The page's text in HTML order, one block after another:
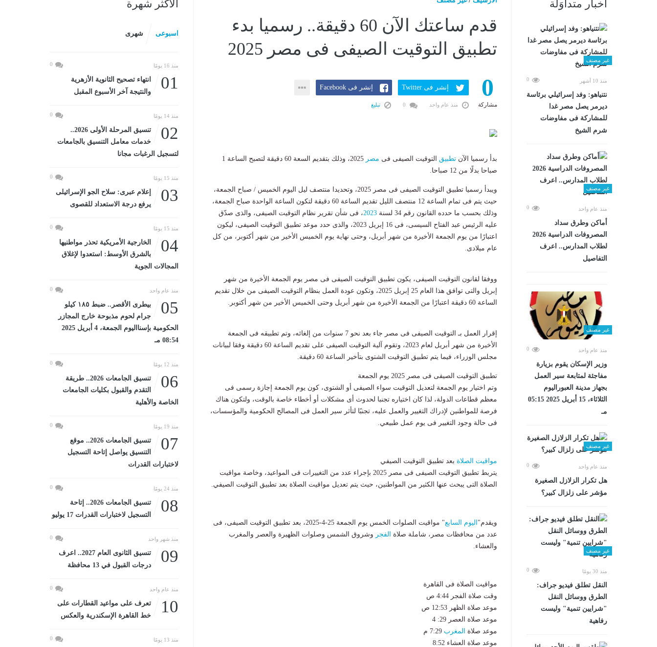
أخبار متداوَلة
غير مصنف
منذ 10 أشهر 0
نتنياهو: وفد إسرائيلي برئاسة
ديرمر يصل مصر غدا
للمشاركة فى مفاوضات
شرم الشيخ
غير مصنف
منذ عام واحد 0
أماكن وطرق سداد
المصروفات الدراسية 2026
لطلاب المدارس.. اعرف
التفاصيل
غير مصنف
منذ عام واحد 0
وزير الإسكان يقوم بزيارة
مفاجئة لمتابعة سير العمل
بجهاز مدينة العبوراليوم
الثلاثاء، 15 أبريل 2025 05:15
مـ
غير مصنف
منذ عام واحد 0
هل تكرار الزلازل الصغيرة
مؤشر على زلزال كبير؟
غير مصنف
منذ 30 يومًا 0
​النقل تطلق فيديو جراف:
الطرق ووسائل النقل
"شرايين تنمية" وليست
رفاهية
قدم ساعتك الآن 60 دقيقة.. رسميا بدء
تطبيق التوقيت الصيفى فى مصر 2025
0
مشاركة
إنشر فى Twitter إنشر فى Facebook
منذ عام واحد تبليغ
بدأ رسميا الآن تطبيق التوقيت الصيفى فى مصر
2025، وذلك بتقديم السعة 60 دقيقة لتصبح الساعة 1
صباحا بدلًا من 12 صباحا.
ويبدأ رسميا تطبيق التوقيت الصيفى فى مصر 2025، وتحديدا منتصف ليل اليوم الخميس / صباح الجمعة،
حيث يتم فى تمام الساعة 12 منتصف الليل تقديم الساعة 60 دقيقة لتكون الساعة الواحدة صباح الجمعة،
وذلك بحسب ما حدده القانون رقم 34 لسنة
2023، فى شأن تقرير نظام التوقيت الصيفى، والذى صدّق
عليه الرئيس عبد الفتاح السيسى، فى 16 إبريل 2023، والذى حدد موعد تطبيق التوقيت الصيفى، ليكون
اعتبارًا من يوم الجمعة الأخيرة من شهر أبريل، وحتى نهاية يوم الخميس الأخير من شهر أكتوبر، من كل
عام ميلادى.
ووفقا لقانون التوقيت الصيفى، يكون تطبيق التوقيت الصيفى فى مصر يوم الجمعة الأخيرة من شهر
إبريل والتى توافق هذا العام 25 إبريل 2025، وتكون عودة العمل بنظام التوقيت الصيفى من خلال تقديم
الساعة 60 دقيقة اعتبارًا من الجمعة الأخيرة من شهر أبريل وحتى الخميس الأخير من شهر أكتوبر.
إقرار العمل بـ التوقيت الصيفى فى مصر جاء بعد نحو 7 سنوات من إلغائه، وتم تطبيقه فى الجمعة
الأخيرة من شهر أبريل لعام 2023، وتقوم آلية التوقيت الصيفى على تقديم الساعة 60 دقيقة وفقا لبيانات
مجلس الوزراء، فيما يتم تطبيق التوقيت الشتوى بتأخير الساعة 60 دقيقة.
تطبيق التوقيت الصيفى فى مصر 2025 يوم الجمعة
وتم اختيار يوم الجمعة لتعديل التوقيت سواء الصيفى أو الشتوى، كون يوم الجمعة إجازة رسمى فى
معظم قطاعات الدولة، لذا كان اختياره تجنبا لحدوث أى مشكلات أو أخطاء خاصة بالوقت، ولتكون هناك
فرصة للمواطنين لإدراك التغيير والعمل عليه، تجنبًا لتأثر سير العمل فى المصالح الحكومية والمؤسسات،
فى حالة وجود التغيير فى يوم عمل طبيعي.
مواقيت الصلاة بعد تطبيق التوقيت الصيفي
يتربط تطبيق التوقيت الصيفى فى مصر 2025 بإجراء عدد من التغييرات فى المواعيد، وخاصة مواقيت
الصلاة التى يبحث عنها الكثير من المواطنين، حيث يتم تعديل مواقيت الصلاة بعد تطبيق التوقيت الصيفي.
ويقدم" اليوم السابع
" مواقيت الصلوات الخمس يوم الجمعة 25-4-2025، بعد تطبيق التوقيت الصيفى، فى
عدد من محافظات مصر، شاملة صلاة
الفجر وشروق الشمس وصلوات الظهيرة والعصر والمغرب
والعشاء.
مواقيت الصلاة فى القاهرة
وقت صلاة الفجر 4:44 ص
موعد صلاة الظهر 12:53 ص
موعد صلاة العصر 29: 4
موعد صلاة
المغرب
موعد صلاة العشاء 8:52
الأكثر شهرة
اسبوعى شهرى
منذ 16 يومًا 0
01
انتهاء تصحيح الثانوية الأزهرية
والنتيجة آخر الأسبوع المقبل
منذ 14 يومًا 0
02
تنسيق المرحلة الأولى 2026..
خدمات معامل التنسيق بالجامعات
لتسجيل الرغبات مجانا
منذ 15 يومًا 0
03
إعلام عبرى: سلاح الجو الإسرائيلى
يرفع درجة الاستعداد للقصوى
منذ 15 يومًا 0
04
الخارجية الأمريكية تحذر مواطنيها
بالشرق الأوسط: استعدوا لإغلاق
المجالات الجوية
منذ عام واحد 0
05
بيطرى الأقصر.. ضبط ١٨٥ كيلو
جرام لحوم مذبوحة خارج المجازر
الحكومية بإسنااليوم الجمعة، 4 أبريل 2025
08:54 مـ
منذ 12 يومًا 0
06
تنسيق الجامعات 2026.. طريقة
التقدم والقبول بكليات الجامعات
الخاصة والأهلية
منذ 19 يومًا 0
07
تنسيق الجامعات 2026.. موقع
التنسيق يواصل إتاحة التسجيل
لاختبارات القدرات
منذ 24 يومًا 0
08
تنسيق الجامعات 2026.. إتاحة
التسجيل لاختبارات القدرات 17 يوليو
منذ شهر واحد 0
09
تنسيق الثانوى العام 2027.. اعرف
درجات القبول في 13 محافظة
منذ عام واحد 0
10
تعرف على مواعيد القطارات على
خط القاهرة الإسكندرية والعكس
منذ 13 يومًا 0